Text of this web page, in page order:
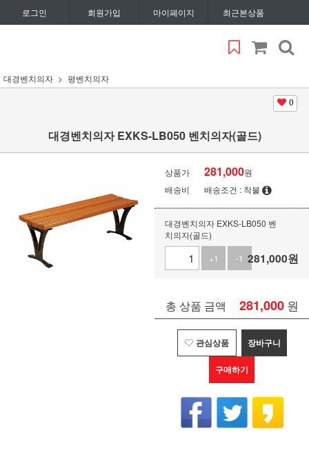
로그인 회원가입 마이페이지 최근본상품
대경벤치의자 평벤치의자
0
대경벤치의자 EXKS-LB050 벤치의자(골드)
상품가 281,000원
배송비
배송조건 : 착불
대경벤치의자 EXKS-LB050 벤
치의자(골드)
+1
-1 281,000원
총 상품 금액 281,000 원
관심상품 장바구니
구매하기